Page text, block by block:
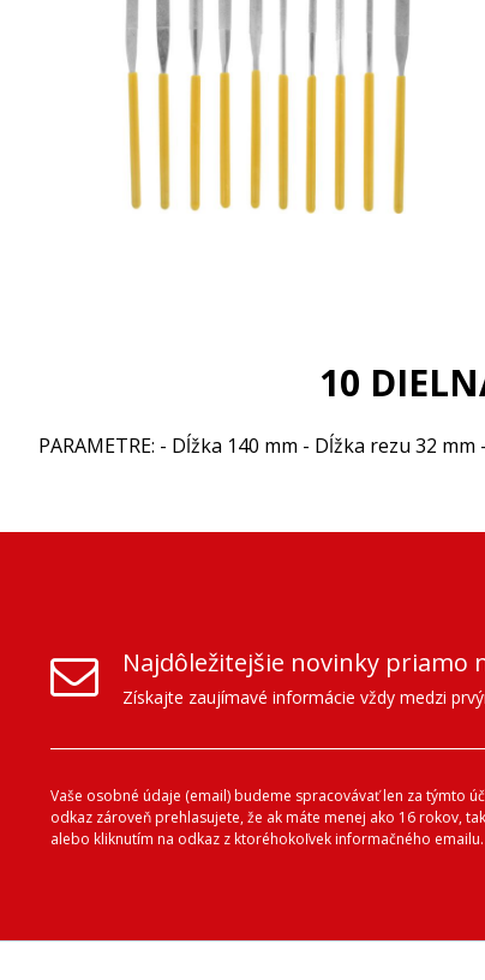
10
PARAMETRE: - Dĺžka 140 mm - Dĺžka rezu 32
Najdôležitejšie novinky priamo
Získajte zaujímavé informácie vždy medzi
Vaše osobné údaje (email) budeme spracovávať len za týmto
odkaz zároveň prehlasujete, že ak máte menej ako 16 rokov,
alebo kliknutím na odkaz z ktoréhokoľvek informačného emailu.